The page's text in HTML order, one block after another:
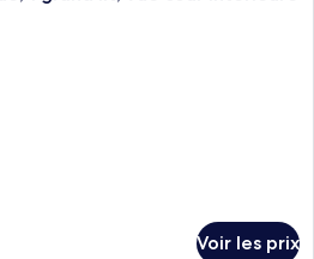
Voir les prix